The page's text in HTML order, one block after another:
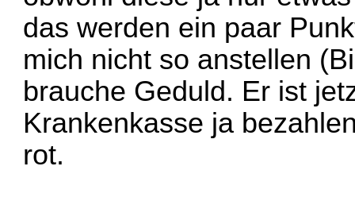
das werden ein paar
mich nicht so anstellen
brauche Geduld. Er ist
Krankenkasse ja
rot.